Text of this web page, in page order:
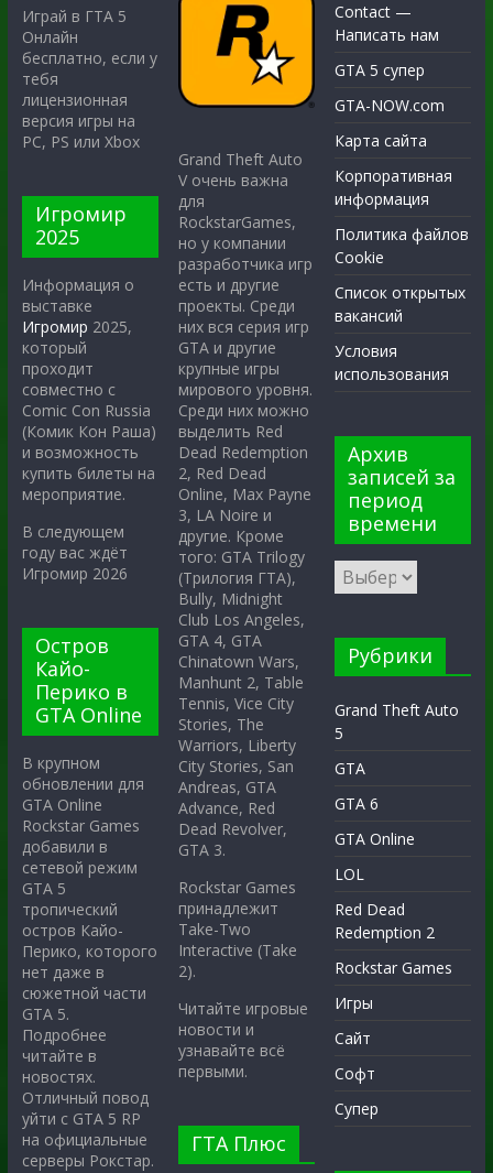
Играй в ГТА 5
Онлайн
бесплатно, если у
тебя
лицензионная
версия игры на
PC, PS или Xbox
Игромир
2025
Информация о
выставке
Игромир 2025,
который
проходит
совместно с
Comic Con Russia
(Комик Кон Раша)
и возможность
купить билеты на
мероприятие.
В следующем
году вас ждёт
Игромир 2026
Остров
Кайо-
Перико в
GTA Online
В крупном
обновлении для
GTA Online
Rockstar Games
добавили в
сетевой режим
GTA 5
тропический
остров Кайо-
Перико, которого
нет даже в
сюжетной части
GTA 5.
Подробнее
читайте в
новостях.
Отличный повод
уйти с GTA 5 RP
на официальные
серверы Рокстар.
Grand Theft Auto
V очень важна
для
RockstarGames,
но у компании
разработчика игр
есть и другие
проекты. Среди
них вся серия игр
GTA и другие
крупные игры
мирового уровня.
Среди них можно
выделить Red
Dead Redemption
2, Red Dead
Online, Max Payne
3, LA Noire и
другие. Кроме
того: GTA Trilogy
(Трилогия ГТА),
Bully, Midnight
Club Los Angeles,
GTA 4, GTA
Chinatown Wars,
Manhunt 2, Table
Tennis, Vice City
Stories, The
Warriors, Liberty
City Stories, San
Andreas, GTA
Advance, Red
Dead Revolver,
GTA 3.
Rockstar Games
принадлежит
Take-Two
Interactive (Take
2).
Читайте игровые
новости и
узнавайте всё
первыми.
ГТА Плюс
Contact —
Написать нам
GTA 5 супер
GTA-NOW.com
Карта сайта
Корпоративная
информация
Политика файлов
Cookie
Список открытых
вакансий
Условия
использования
Архив
записей за
период
времени
Рубрики
Grand Theft Auto
5
GTA
GTA 6
GTA Online
LOL
Red Dead
Redemption 2
Rockstar Games
Игры
Сайт
Софт
Супер